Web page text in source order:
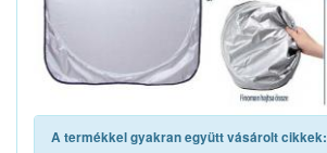
A termékkel gyakran együtt vásárolt cikkek: